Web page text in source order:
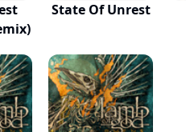
State Of Unrest